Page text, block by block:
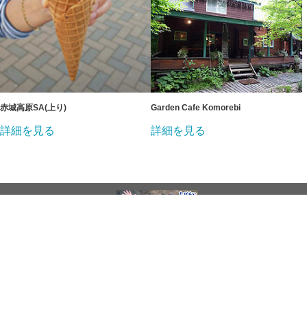
赤城高原SA(上り)
詳細を見る
Garden Cafe Komorebi
詳細を見る